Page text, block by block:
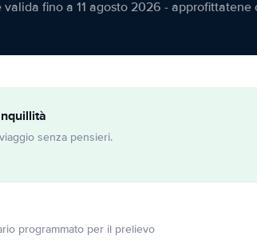
fino a 11 agosto 2026 - approfittatene
senza pensieri.
programmato per il prelievo